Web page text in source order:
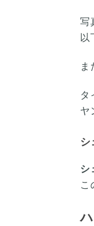
写
以
ま
タ
ヤ
シ
シ
こ